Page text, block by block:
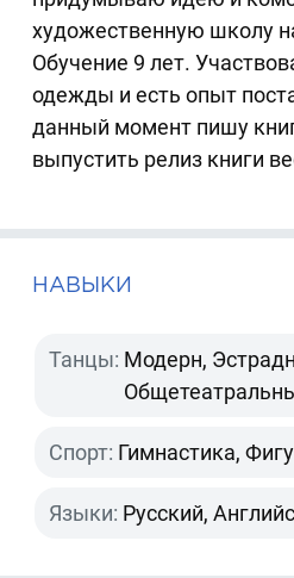
художественную школу
Обучение 9 лет.
одежды и есть опыт
данный момент пишу
выпустить релиз книги
НАВЫКИ
Танцы: Модерн,
Спорт: Гимнастика,
Языки: Русский,